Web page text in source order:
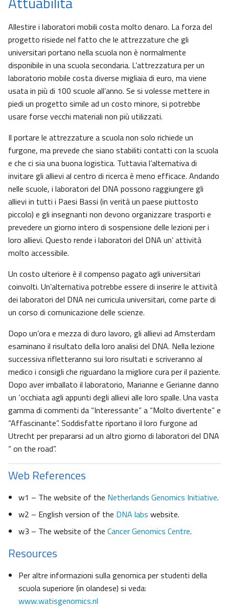
Allestire i laboratori mobili costa molto denaro. La forza del
progetto risiede nel fatto che le attrezzature che gli
universitari portano nella scuola non è normalmente
disponibile in una scuola secondaria. L’attrezzatura per un
laboratorio mobile costa diverse migliaia di euro, ma viene
usata in più di 100 scuole all’anno. Se si volesse mettere in
piedi un progetto simile ad un costo minore, si potrebbe
usare forse vecchi materiali non più utilizzati.
Il portare le attrezzature a scuola non solo richiede un
furgone, ma prevede che siano stabiliti contatti con la scuola
e che ci sia una buona logistica. Tuttavia l’alternativa di
invitare gli allievi al centro di ricerca è meno efficace. Andando
nelle scuole, i laboratori del DNA possono raggiungere gli
allievi in tutti i Paesi Bassi (in verità un paese piuttosto
piccolo) e gli insegnanti non devono organizzare trasporti e
prevedere un giorno intero di sospensione delle lezioni per i
loro allievi. Questo rende i laboratori del DNA un’ attività
molto accessibile.
Un costo ulteriore è il compenso pagato agli universitari
coinvolti. Un’alternativa potrebbe essere di inserire le attività
dei laboratori del DNA nei curricula universitari, come parte di
un corso di comunicazione delle scienze.
Dopo un’ora e mezza di duro lavoro, gli allievi ad Amsterdam
esaminano il risultato della loro analisi del DNA. Nella lezione
successiva rifletteranno sui loro risultati e scriveranno al
medico i consigli che riguardano la migliore cura per il paziente.
Dopo aver imballato il laboratorio, Marianne e Gerianne danno
un ‘occhiata agli appunti degli allievi alle loro spalle. Una vasta
gamma di commenti da “Interessante” a “Molto divertente” e
“Affascinante”. Soddisfatte riportano il loro furgone ad
Utrecht per prepararsi ad un altro giorno di laboratori del DNA
“ on the road”.
Web References
w1 – The website of the Netherlands Genomics Initiative.
w2 – English version of the DNA labs website.
w3 – The website of the Cancer Genomics Centre.
Resources
Per altre informazioni sulla genomica per studenti della
scuola superiore (in olandese) si veda:
www.watisgenomics.nl